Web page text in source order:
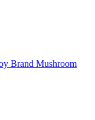
Brand Mushroom